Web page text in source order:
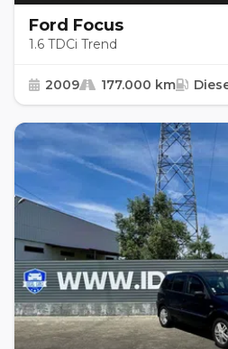
Ford Focus
1.6 TDCi Trend
2009 177.000 km